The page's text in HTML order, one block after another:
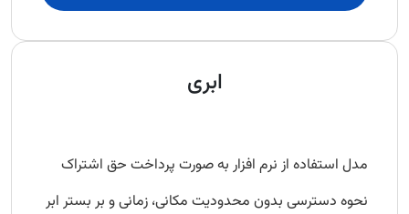
ابری
مدل استفاده از نرم افزار به صورت پرداخت حق اشتراک
نحوه دسترسی بدون محدودیت مکانی، زمانی و بر بستر ابر